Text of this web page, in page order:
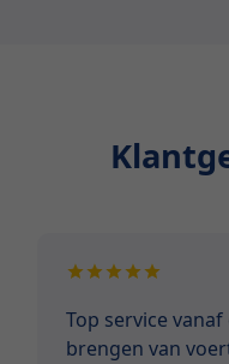
Top service
brengen van